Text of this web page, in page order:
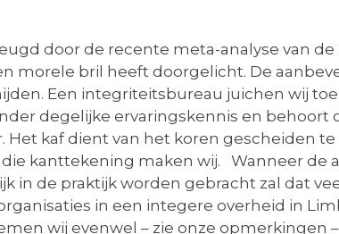
door de recente meta-analyse van de
morele bril heeft doorgelicht. De
Een integriteitsbureau juichen wij
degelijke ervaringskennis en behoort
kaf dient van het koren gescheiden te
kanttekening maken wij. Wanneer de
in de praktijk worden gebracht zal dat
in een integere overheid in
wij evenwel – zie onze opmerkingen